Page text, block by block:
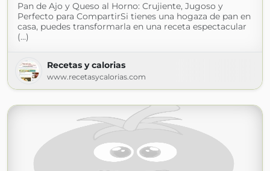
Pan de Ajo y Queso al Horno: Crujiente, Jugoso y
Perfecto para CompartirSi tienes una hogaza de pan en
casa, puedes transformarla en una receta espectacular
(...)
Recetas y calorias
www.recetasycalorias.com